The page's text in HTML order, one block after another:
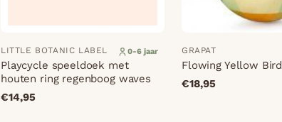
LITTLE BOTANIC LABEL 0-6 jaar
Playcycle speeldoek met
houten ring regenboog waves
€14,95
GRAPAT
Flowing Yellow Bird
€18,95